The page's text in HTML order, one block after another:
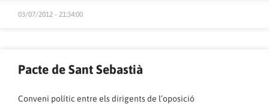
03/07/2012 - 21:34:00
Pacte de Sant Sebastià
Conveni polític entre els dirigents de l’oposició